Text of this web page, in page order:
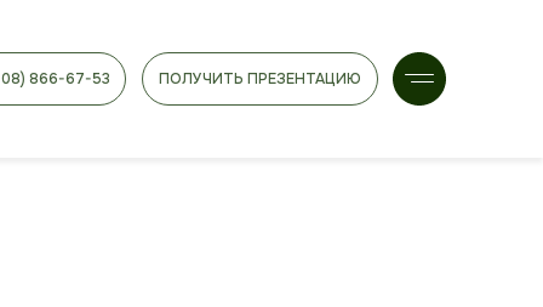
ПОЛУЧИТЬ ПРЕЗЕНТАЦИЮ
866-67-53